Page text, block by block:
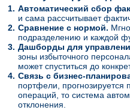
1. Автоматический сбор
и сама рассчитывает
2. Сравнение с нормой.
подразделению и каждой
3. Дашборды для
зоны избыточного
может спуститься до
4. Связь с бизнес-
портфели, прогнозируется
операций, то система
отклонения.